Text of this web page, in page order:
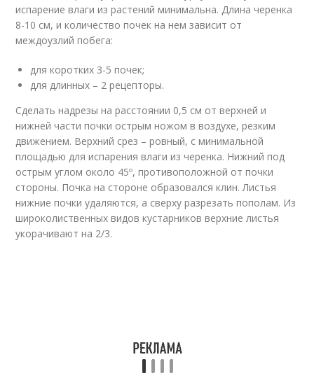
испарение влаги из растений минимальна. Длина черенка
8-10 см, и количество почек на нем зависит от
междоузлий побега:
для коротких 3-5 почек;
для длинных – 2 рецепторы.
Сделать надрезы на расстоянии 0,5 см от верхней и
нижней части почки острым ножом в воздухе, резким
движением. Верхний срез – ровный, с минимальной
площадью для испарения влаги из черенка. Нижний под
острым углом около 45º, противоположной от почки
стороны. Почка на стороне образовался клин. Листья
нижние почки удаляются, а сверху разрезать пополам. Из
широколиственных видов кустарников верхние листья
укорачивают на 2/3.